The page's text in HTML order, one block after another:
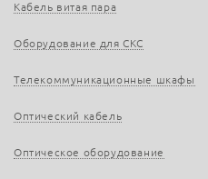
Кабель витая пара
Оборудование для СКС
Телекоммуникационные шкафы
Оптический кабель
Оптическое оборудование